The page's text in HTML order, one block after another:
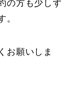
の方も少しず
。
お願いしま